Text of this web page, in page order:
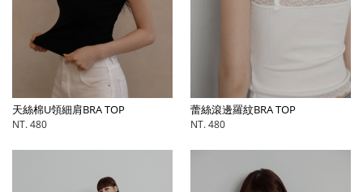
天絲棉U領細肩BRA TOP
NT. 480
蕾絲滾邊羅紋BRA TOP
NT. 480